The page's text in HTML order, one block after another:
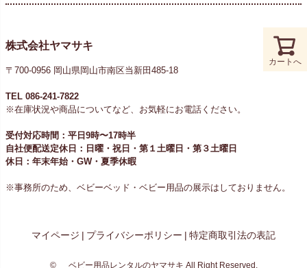
カートへ
株式会社ヤマサキ
〒700-0956 岡山県岡山市南区当新田485-18
TEL 086-241-7822
※在庫状況や商品についてなど、お気軽にお電話ください。
受付対応時間：平日9時〜17時半
自社便配送定休日：日曜・祝日・第１土曜日・第３土曜日
休日：年末年始・GW・夏季休暇
※事務所のため、ベビーベッド・ベビー用品の展示はしておりません。
マイページ | プライバシーポリシー | 特定商取引法の表記
© ベビー用品レンタルのヤマサキ All Right Reserved.